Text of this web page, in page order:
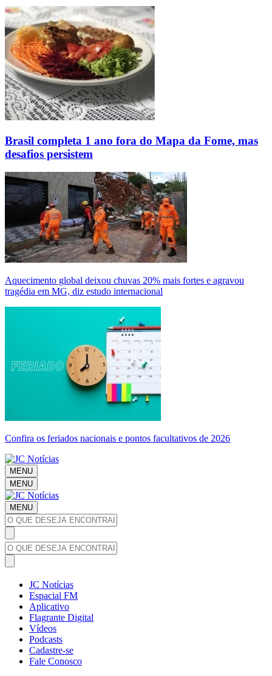
Brasil completa 1 ano fora do Mapa da Fome, mas
desafios persistem
Aquecimento global deixou chuvas 20% mais fortes e agravou
tragédia em MG, diz estudo internacional
Confira os feriados nacionais e pontos facultativos de 2026
MENU
MENU
MENU
JC Notícias
Espacial FM
Aplicativo
Flagrante Digital
Vídeos
Podcasts
Cadastre-se
Fale Conosco